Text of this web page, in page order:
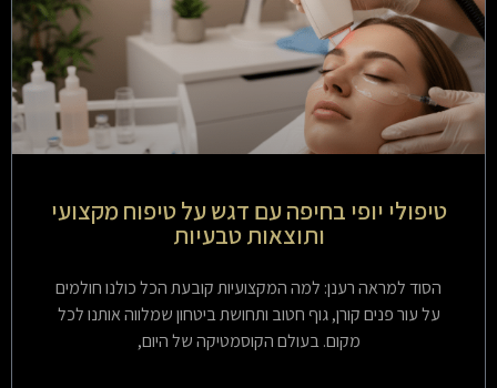
טיפולי יופי בחיפה עם דגש על טיפוח מקצועי
ותוצאות טבעיות
הסוד למראה רענן: למה המקצועיות קובעת הכל כולנו חולמים
על עור פנים קורן, גוף חטוב ותחושת ביטחון שמלווה אותנו לכל
מקום. בעולם הקוסמטיקה של היום,